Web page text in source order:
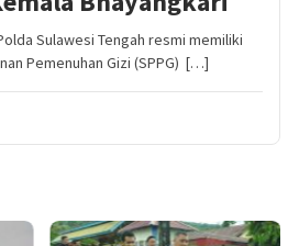
Polda Sulawesi Tengah resmi memiliki
Pemenuhan Gizi (SPPG) […]